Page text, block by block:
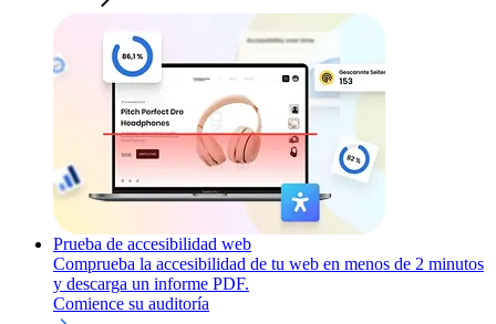
Prueba de accesibilidad web
Comprueba la accesibilidad de tu web en menos de 2 minutos
y descarga un informe PDF.
Comience su auditoría